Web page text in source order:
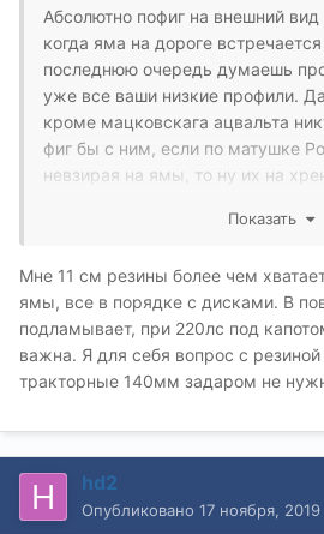
Абсолютно пофиг на внешний
когда яма на дороге
последнюю очередь думаешь
уже все ваши низкие профили.
кроме мацковскага ацвальта
фиг бы с ним, если по матушке
невзирая на ямы, то ну их на
Показать
Мне 11 см резины более чем
ямы, все в порядке с дисками. В
подламывает, при 220лс под
важна. Я для себя вопрос с
тракторные 140мм задаром не
hd2
Опубликовано 17 ноября, 2019